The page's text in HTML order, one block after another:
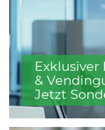
&
Jetzt